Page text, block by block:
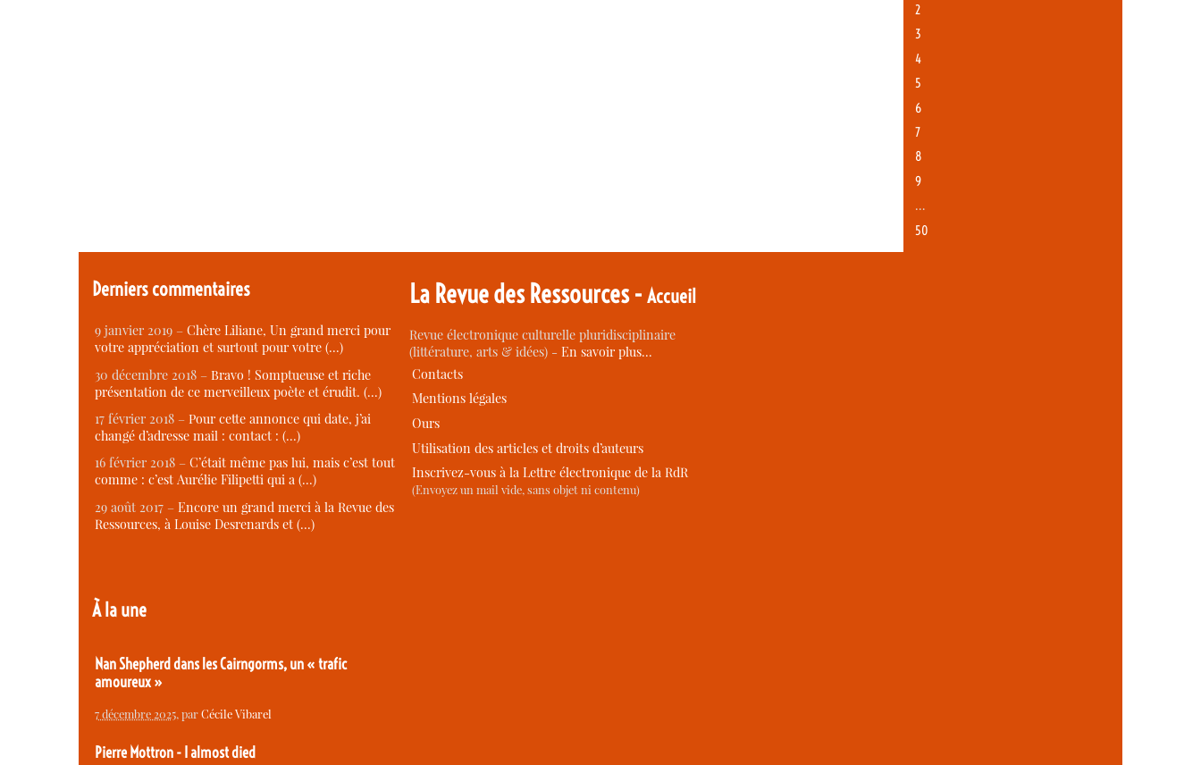
2
3
4
5
6
7
8
9
…
50
Derniers commentaires
9 janvier 2019 – Chère Liliane, Un grand merci pour
votre appréciation et surtout pour votre (…)
30 décembre 2018 – Bravo ! Somptueuse et riche
présentation de ce merveilleux poète et érudit. (…)
17 février 2018 – Pour cette annonce qui date, j’ai
changé d’adresse mail : contact : (…)
16 février 2018 – C’était même pas lui, mais c’est tout
comme : c’est Aurélie Filipetti qui a (…)
29 août 2017 – Encore un grand merci à la Revue des
Ressources, à Louise Desrenards et (…)
À la une
Nan Shepherd dans les Cairngorms, un « trafic
amoureux »
7 décembre 2025, parCécile Vibarel
Pierre Mottron - I almost died
La Revue des Ressources -Accueil
Revue électronique culturelle pluridisciplinaire
(littérature, arts & idées) -En savoir plus…
Contacts
Mentions légales
Ours
Utilisation des articles et droits d’auteurs
Inscrivez-vous à la Lettre électronique de la RdR
(Envoyez un mail vide, sans objet ni contenu)